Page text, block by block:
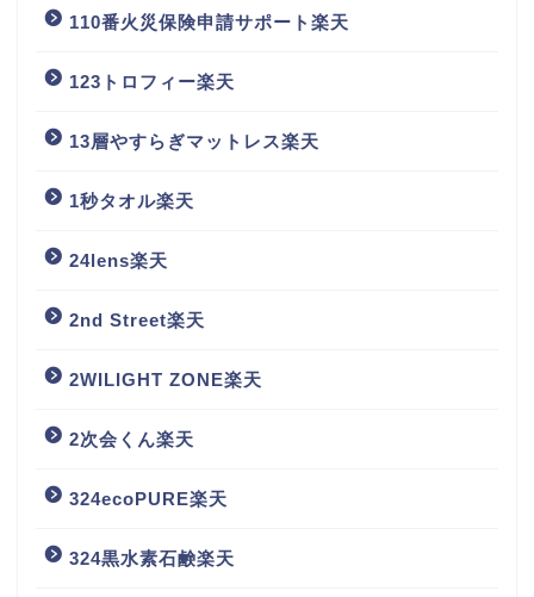
110番火災保険申請サポート楽天
123トロフィー楽天
13層やすらぎマットレス楽天
1秒タオル楽天
24lens楽天
2nd Street楽天
2WILIGHT ZONE楽天
2次会くん楽天
324ecoPURE楽天
324黒水素石鹸楽天